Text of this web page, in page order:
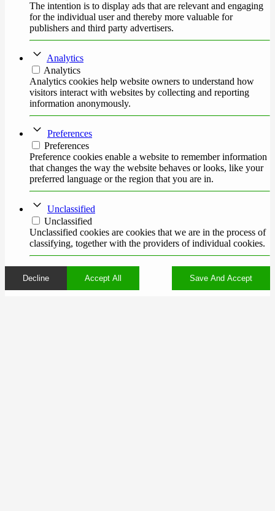
The intention is to display ads that are relevant and engaging
for the individual user and thereby more valuable for
publishers and third party advertisers.
Analytics
Analytics
Analytics cookies help website owners to understand how
visitors interact with websites by collecting and reporting
information anonymously.
Preferences
Preferences
Preference cookies enable a website to remember information
that changes the way the website behaves or looks, like your
preferred language or the region that you are in.
Unclassified
Unclassified
Unclassified cookies are cookies that we are in the process of
classifying, together with the providers of individual cookies.
Decline Accept All Save And Accept